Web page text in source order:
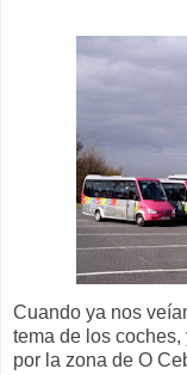
Cuando ya nos
tema de los
por la zona de O